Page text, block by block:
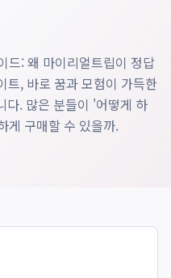
드: 왜 마이리얼트립이 정답
트, 바로 꿈과 모험이 가득한
. 많은 분들이 '어떻게 하
게 구매할 수 있을까.